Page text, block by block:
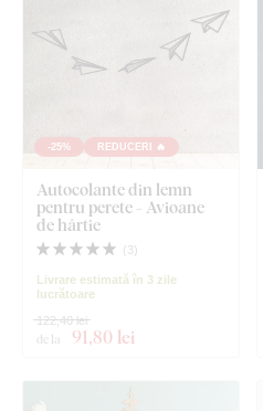
-25% REDUCERI 🔥
Autocolante din lemn
pentru perete - Avioane
de hârtie
( 3)
Livrare estimată în 3 zile
lucrătoare
de la 91,80 lei
122,40 lei